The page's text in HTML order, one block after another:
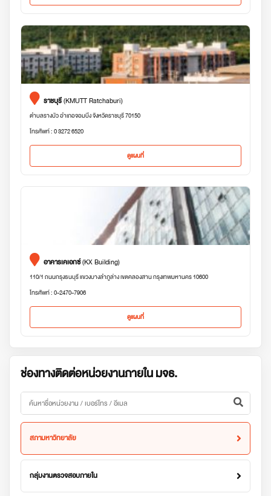
ราชบุรี(KMUTT Ratchaburi)
ตำบลรางบัว อำเภอจอมบึง จังหวัดราชบุรี 70150
โทรศัพท์ : 0 3272 6520
ดูแผนที่
อาคารเคเอกซ์(KX Building)
110/1 ถนนกรุงธนบุรี แขวงบางลำภูล่าง เขตคลองสาน กรุงเทพมหานคร 10600
โทรศัพท์ : 0-2470-7906
ดูแผนที่
ช่องทางติดต่อหน่วยงานภายใน มจธ.
สภามหาวิทยาลัย
กลุ่มงานตรวจสอบภายใน